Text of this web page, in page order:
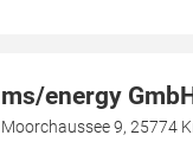
ms/energy
Moorchaussee 9, 25774